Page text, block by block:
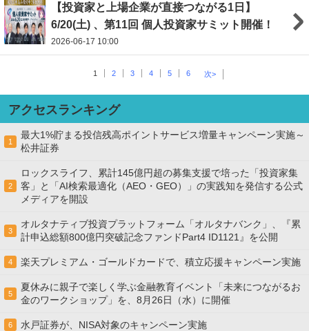
【投資家と上場企業が直接つながる1日】
6/20(土) 、第11回 個人投資家サミット開催！
2026-06-17 10:00
1 2 3 4 5 6 次>
アクセスランキング
1
最大1%貯まる投信残高ポイントサービス増量キャンペーン実施～
松井証券
2
ロックスライフ、累計145億円超の募集支援で培った「投資家集
客」と「AI検索最適化（AEO・GEO）」の実践知を発信する公式
メディアを開設
3
オルタナティブ投資プラットフォーム「オルタナバンク」、『累
計申込総額800億円突破記念ファンドPart4 ID1121』を公開
4 楽天プレミアム・ゴールドカードで、積立応援キャンペーン実施
5
夏休みに親子で楽しく学ぶ金融教育イベント「未来につながるお
金のワークショップ」を、8月26日（水）に開催
6 水戸証券が、NISA対象のキャンペーン実施